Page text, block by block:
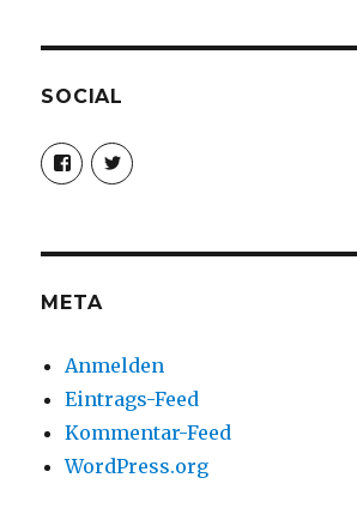
SOCIAL
Profil
von
christoph.fleischer1
anzeigen
Profil
von
anzeigen
META
Anmelden
Eintrags-Feed
Kommentar-Feed
WordPress.org